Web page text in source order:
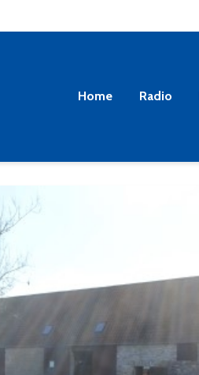
Home Radio